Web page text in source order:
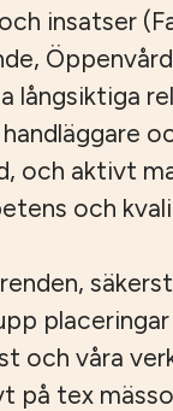
insatser
långsiktiga
och aktivt
och
och våra
på tex